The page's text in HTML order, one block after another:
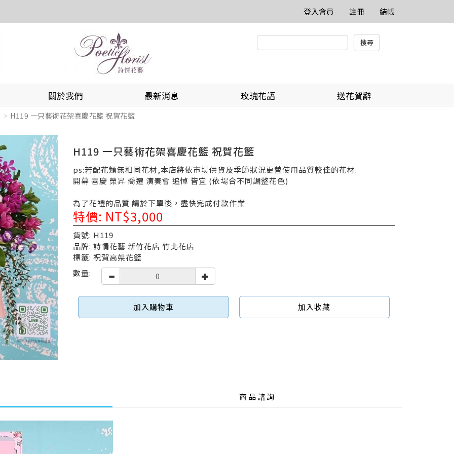
登入會員 註冊 結帳
關於我們 最新消息 玫瑰花語 送花賀辭
H119 一只藝術花架喜慶花籃 祝賀花籃
H119 一只藝術花架喜慶花籃 祝賀花籃
ps:若配花類無相同花材,本店將依市場供貨及季節狀況更替使用品質較佳的花材.
開幕 喜慶 榮昇 喬遷 演奏會 追悼 皆宜 (依場合不同調整花色)
為了花禮的品質 請於下單後，盡快完成付款作業
特價: NT$3,000
貨號: H119
品牌: 詩情花藝 新竹花店 竹北花店
標籤: 祝賀高架花籃
數量:
加入購物車 加入收藏
商品諮詢